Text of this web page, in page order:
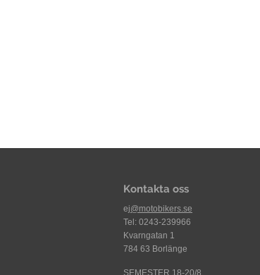
Kontakta oss
ej@motobikers.se
Tel: 0243-239966
Kvarngatan 1
784 63 Borlänge
SEMESTER 18-20/8